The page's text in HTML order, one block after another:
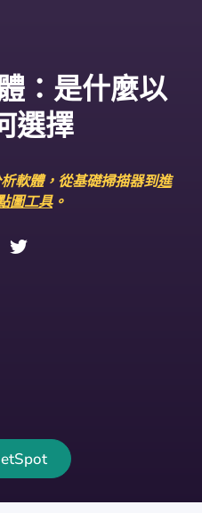
：是什麼以
選擇
軟體，從基礎掃描器到進
圖工具。